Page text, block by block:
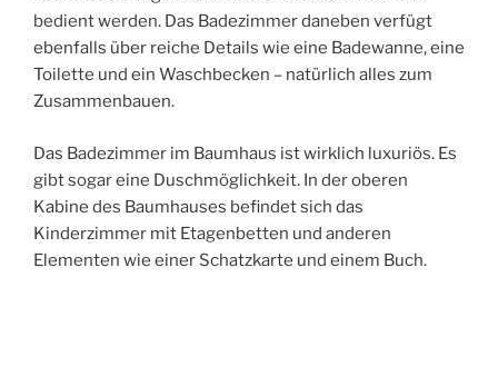
bedient werden. Das Badezimmer daneben verfügt
ebenfalls über reiche Details wie eine Badewanne, eine
Toilette und ein Waschbecken – natürlich alles zum
Zusammenbauen.
Das Badezimmer im Baumhaus ist wirklich luxuriös. Es
gibt sogar eine Duschmöglichkeit. In der oberen
Kabine des Baumhauses befindet sich das
Kinderzimmer mit Etagenbetten und anderen
Elementen wie einer Schatzkarte und einem Buch.